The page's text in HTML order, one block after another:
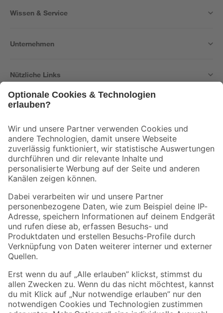
Wissen & Service
Unternehmen
Nützliche Links
Der toom Newsletter: Keine Angebote und Aktionen mehr verpassen!
Zur Newsletter Anmeldung
Folge uns
Zahlungsarten Versandarten
Sicher einkaufen
Jetzt die toom-App herunterladen